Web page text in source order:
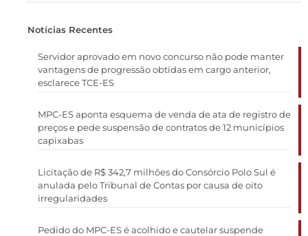
Notícias Recentes
Servidor aprovado em novo concurso não pode manter
vantagens de progressão obtidas em cargo anterior,
esclarece TCE-ES
MPC-ES aponta esquema de venda de ata de registro de
preços e pede suspensão de contratos de 12 municípios
capixabas
Licitação de R$ 342,7 milhões do Consórcio Polo Sul é
anulada pelo Tribunal de Contas por causa de oito
irregularidades
Pedido do MPC-ES é acolhido e cautelar suspende